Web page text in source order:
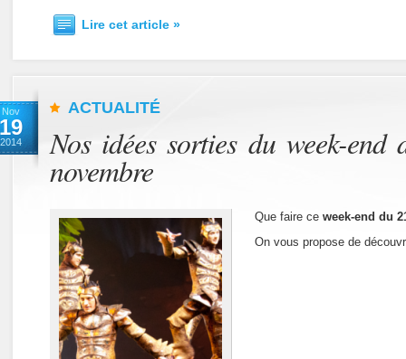
Lire cet article »
Nov
19
2014
ACTUALITÉ
Nos idées sorties du week-
novembre
Que faire ce week-end du
On vous propose de